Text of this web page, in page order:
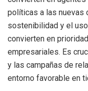
políticas a las nuevas
sostenibilidad y el
convierten en
empresariales. Es
y las campañas de
entorno favorable en